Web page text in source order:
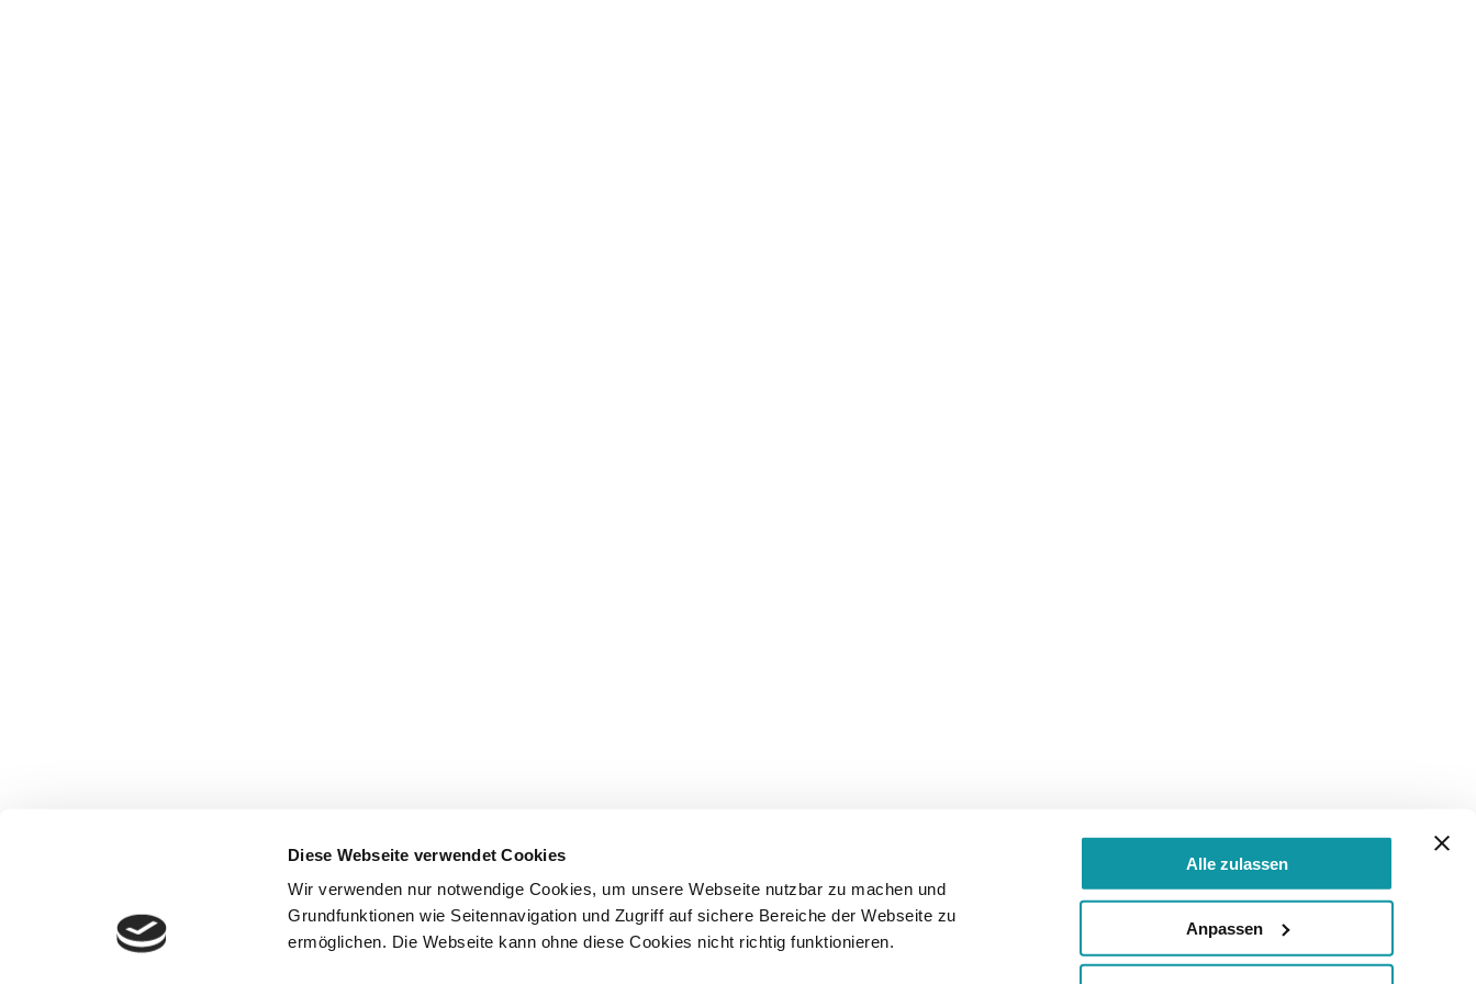
Diese Webseite verwendet Cookies
Wir verwenden nur notwendige Cookies, um unsere Webseite nutzbar zu machen und
Grundfunktionen wie Seitennavigation und Zugriff auf sichere Bereiche der Webseite zu
ermöglichen. Die Webseite kann ohne diese Cookies nicht richtig funktionieren.
Alle zulassen
Anpassen